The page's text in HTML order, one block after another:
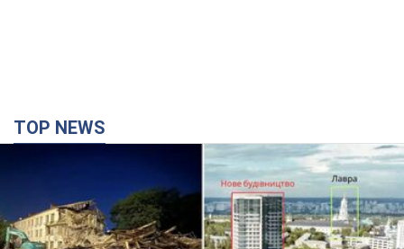
TOP NEWS